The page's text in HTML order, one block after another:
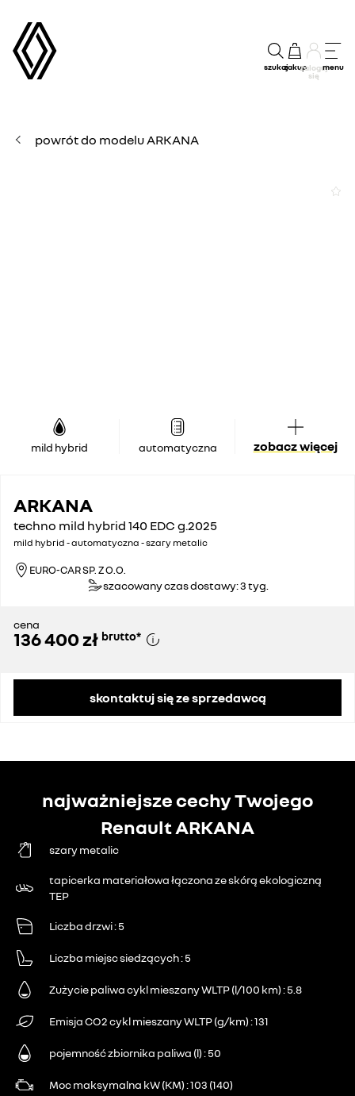
szukajzakupZaloguj
się
menu
powrót do modelu ARKANA
mild hybrid automatyczna zobacz więcej
ARKANA
techno mild hybrid 140 EDC g.2025
mild hybrid - automatyczna - szary metalic
EURO-CAR SP. Z O.O.
szacowany czas dostawy: 3 tyg.
cena
136 400 zł brutto*
skontaktuj się ze sprzedawcą
najważniejsze cechy Twojego
Renault ARKANA
szary metalic
tapicerka materiałowa łączona ze skórą ekologiczną
TEP
Liczba drzwi 5
Liczba miejsc siedzących 5
Zużycie paliwa cykl mieszany WLTP (l/100 km) 5.8
Emisja CO2 cykl mieszany WLTP (g/km) 131
pojemność zbiornika paliwa (l) 50
Moc maksymalna kW (KM) 103 (140)